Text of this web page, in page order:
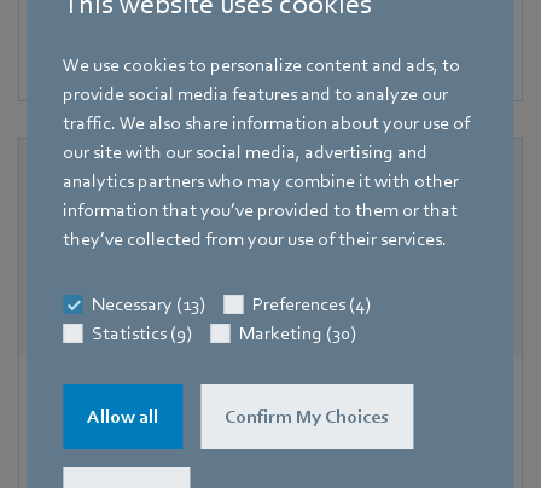
We use cookies to personalize content and ads, to
provide social media features and to analyze our
traffic. We also share information about your use of
our site with our social media, advertising and
analytics partners who may combine it with other
information that you’ve provided to them or that
they’ve collected from your use of their services.
Necessary (13)
Preferences (4)
Statistics (9)
Marketing (30)
Allow all Confirm My Choices
ventilation.
The pressure-resistant AxiEco series is prepared for all
challenges.